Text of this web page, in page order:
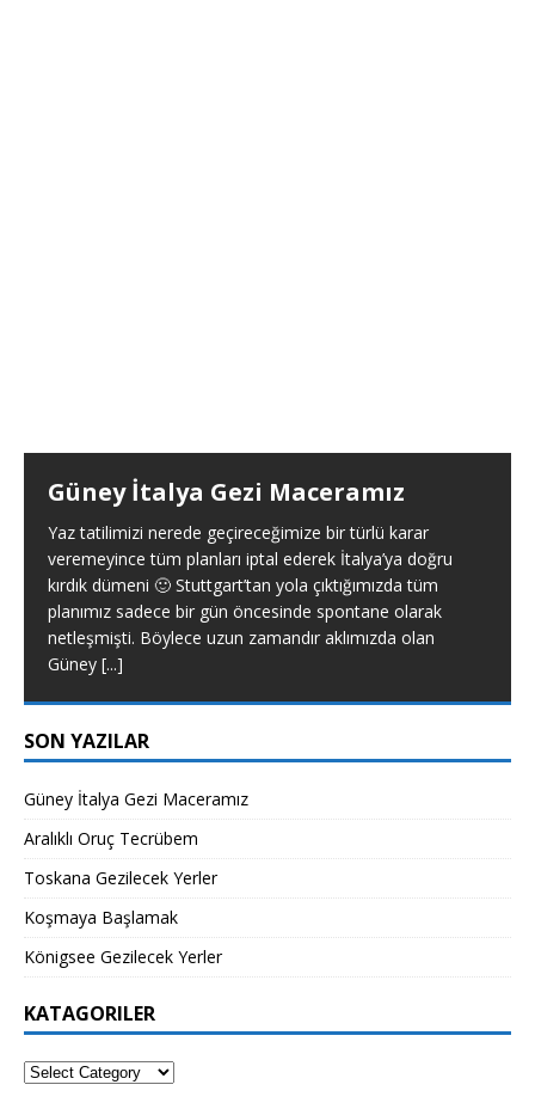
doğru
olarak
Aralıklı Oruç Tecrübem
Yaklaşık olarak 2021 yılının Aralık ayından itibaren
aralıksız olarak edindiğim aralıklı oruç tecrübem
yazmaya karar verdim. Baştan söyleyeyim, ben
yapacak bir tip değilim ve bugüne kadar hiç diyet
yapmadım. Ancak bir gün, internette[...]
SON YAZILAR
Güney İtalya Gezi Maceramız
Aralıklı Oruç Tecrübem
Toskana Gezilecek Yerler
Koşmaya Başlamak
Königsee Gezilecek Yerler
KATAGORILER